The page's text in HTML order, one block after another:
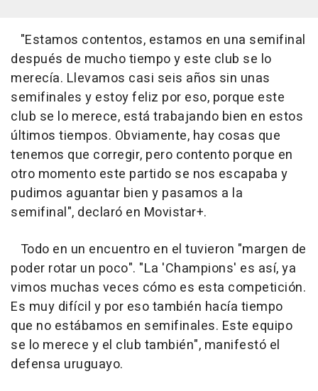
"Estamos contentos, estamos en una semifinal
después de mucho tiempo y este club se lo
merecía. Llevamos casi seis años sin unas
semifinales y estoy feliz por eso, porque este
club se lo merece, está trabajando bien en estos
últimos tiempos. Obviamente, hay cosas que
tenemos que corregir, pero contento porque en
otro momento este partido se nos escapaba y
pudimos aguantar bien y pasamos a la
semifinal", declaró en Movistar+.
Todo en un encuentro en el tuvieron "margen de
poder rotar un poco". "La 'Champions' es así, ya
vimos muchas veces cómo es esta competición.
Es muy difícil y por eso también hacía tiempo
que no estábamos en semifinales. Este equipo
se lo merece y el club también", manifestó el
defensa uruguayo.